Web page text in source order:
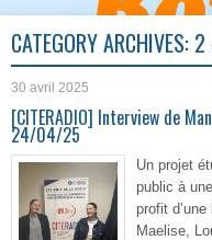
CATEGORY ARCHIVES: 2
30 avril 2025
[CITERADIO] Interview de
24/04/25
Un projet
public à
profit
Maelise,